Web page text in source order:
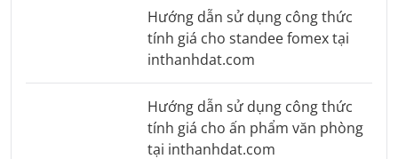
Hướng dẫn sử dụng công thức
tính giá cho standee fomex tại
inthanhdat.com
Hướng dẫn sử dụng công thức
tính giá cho ấn phẩm văn phòng
tại inthanhdat.com